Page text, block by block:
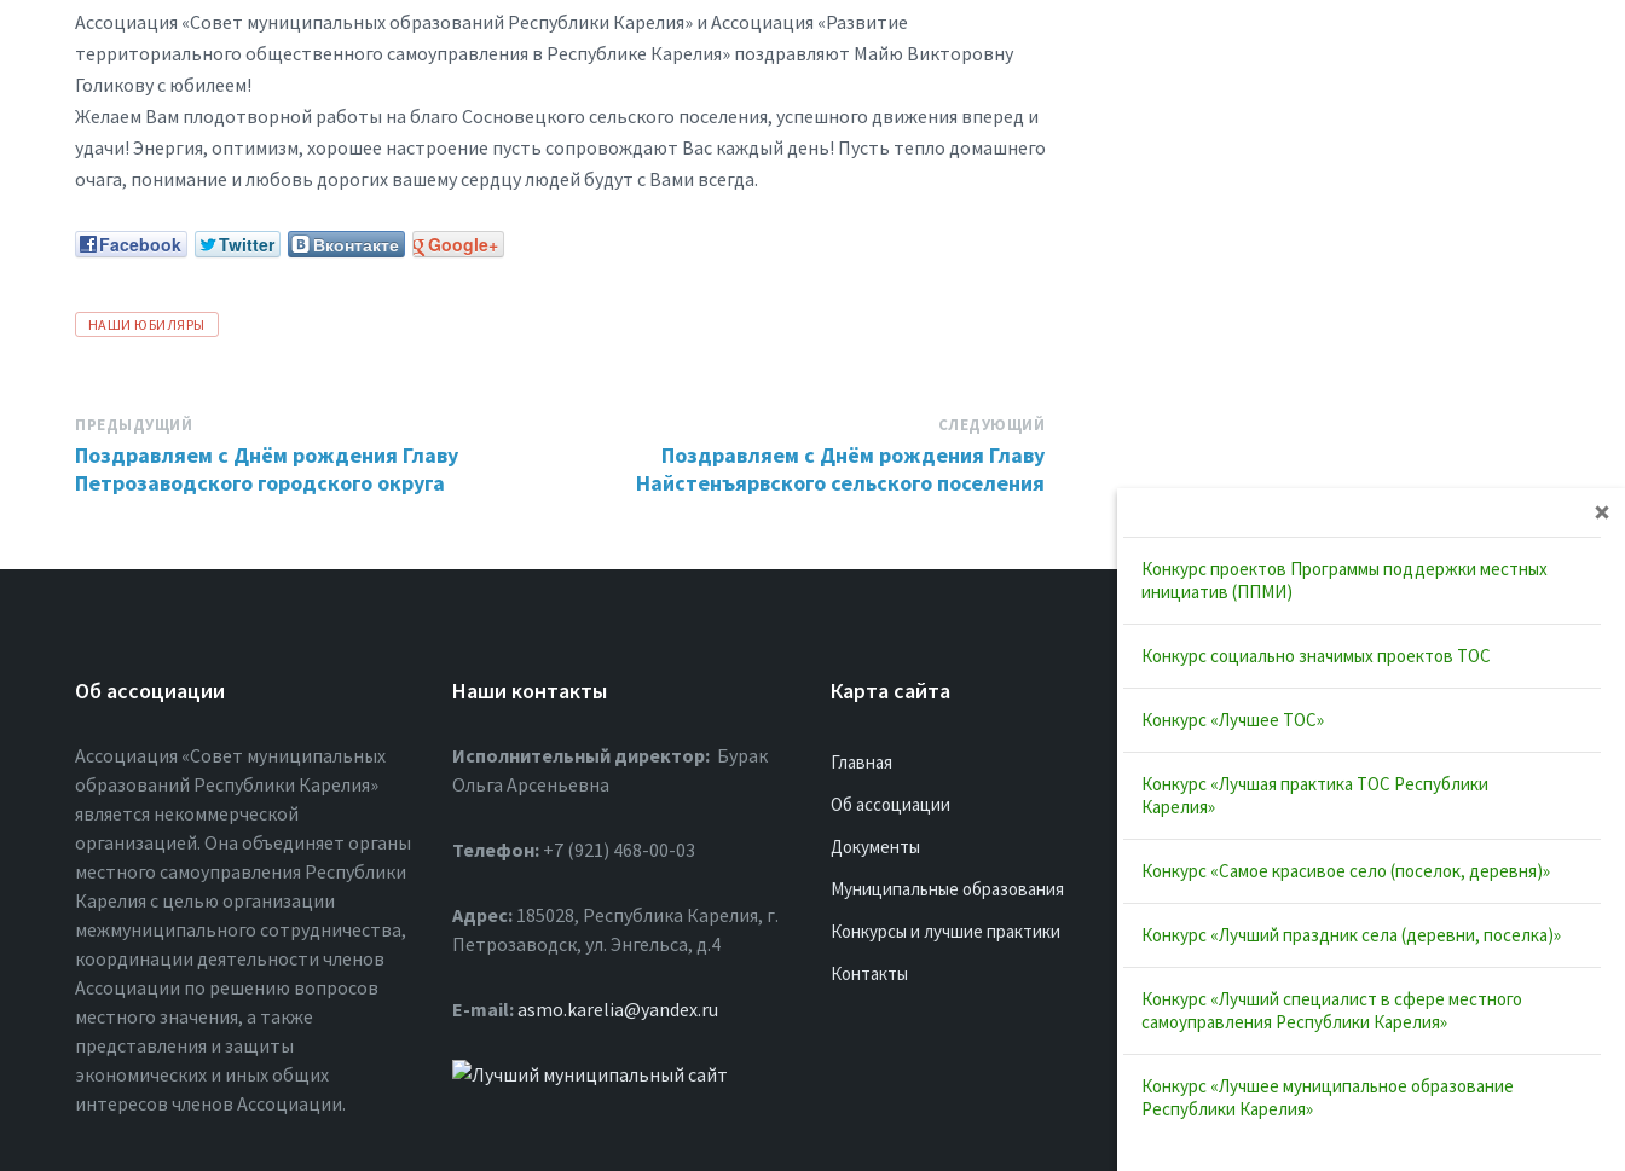
Ассоциация «Совет муниципальных образований Республики Карелия» и Ассоциация «Развитие
территориального общественного самоуправления в Республике Карелия» поздравляют Майю Викторовну
Голикову с юбилеем!
Желаем Вам плодотворной работы на благо Сосновецкого сельского поселения, успешного движения вперед и
удачи! Энергия, оптимизм, хорошее настроение пусть сопровождают Вас каждый день! Пусть тепло домашнего
очага, понимание и любовь дорогих вашему сердцу людей будут с Вами всегда.
Facebook Twitter Вконтакте Google+
ТЕГИ:
НАШИ ЮБИЛЯРЫ
ПРЕДЫДУЩИЙ
Поздравляем с Днём рождения Главу
Петрозаводского городского округа
СЛЕДУЮЩИЙ
Поздравляем с Днём рождения Главу
Найстенъярвского сельского поселения
Об ассоциации
Ассоциация «Совет муниципальных
образований Республики Карелия»
является некоммерческой
организацией. Она объединяет органы
местного самоуправления Республики
Карелия с целью организации
межмуниципального сотрудничества,
координации деятельности членов
Ассоциации по решению вопросов
местного значения, а также
представления и защиты
экономических и иных общих
интересов членов Ассоциации.
Наши контакты
Исполнительный директор: Бурак
Ольга Арсеньевна
Телефон: +7 (921) 468-00-03
Адрес: 185028, Республика Карелия, г.
Петрозаводск, ул. Энгельса, д.4
Е-mail:asmo.karelia@yandex.ru
Карта сайта
Главная
Об ассоциации
Документы
Муниципальные образования
Конкурсы и лучшие практики
Контакты
Полезные ссылки
Карелия
Комфортная городская среда в
Территориальное общественное
ВАРМСУ
Конкурс проектов Программы поддержки местных
инициатив (ППМИ)
Конкурс социально значимых проектов ТОС
Конкурс «Лучшее ТОС»
Конкурс «Лучшая практика ТОС Республики
Карелия»
Конкурс «Самое красивое село (поселок, деревня)»
Конкурс «Лучший праздник села (деревни, поселка)»
Конкурс «Лучший специалист в сфере местного
самоуправления Республики Карелия»
Конкурс «Лучшее муниципальное образование
Республики Карелия»